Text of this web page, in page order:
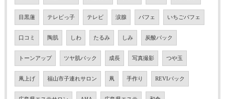
目黒蓮 テレビっ子 テレビ 涙腺 パフェ いちごパフェ
口コミ 陶肌 しわ たるみ しみ 炭酸パック
トーンアップ ツヤ肌パック 成長 写真撮影 つや玉
凧上げ 福山市子連れサロン 凧 手作り REVIパック